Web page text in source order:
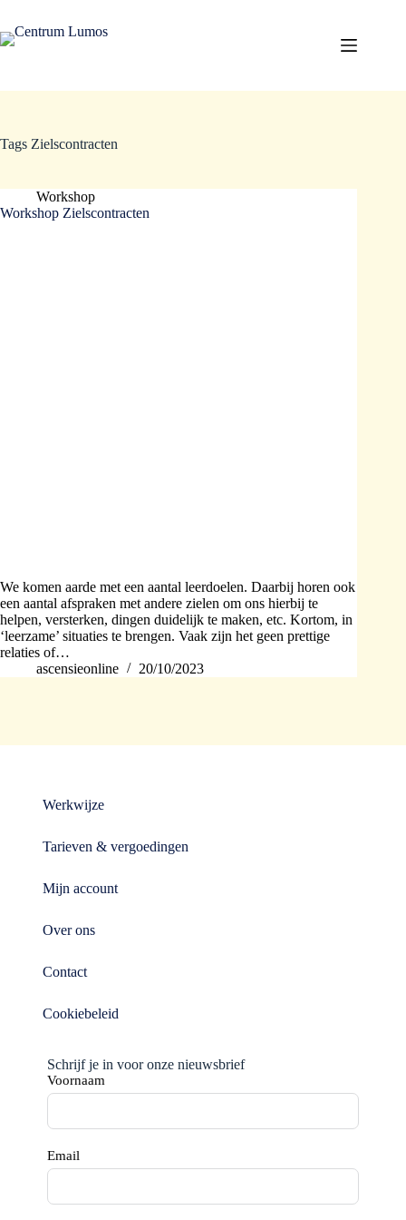
Tags Zielscontracten
Workshop
Workshop Zielscontracten
We komen aarde met een aantal leerdoelen. Daarbij horen ook
een aantal afspraken met andere zielen om ons hierbij te
helpen, versterken, dingen duidelijk te maken, etc. Kortom, in
‘leerzame’ situaties te brengen. Vaak zijn het geen prettige
relaties of…
ascensieonline
20/10/2023
Werkwijze
Tarieven & vergoedingen
Mijn account
Over ons
Contact
Cookiebeleid
Schrijf je in voor onze nieuwsbrief
Voornaam
Email